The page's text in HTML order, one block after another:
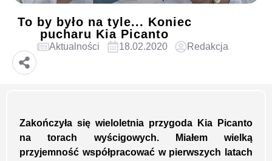
To by było na tyle... Koniec
pucharu Kia Picanto
Aktualności 18.02.2020 Redakcja
Zakończyła się wieloletnia przygoda Kia Picanto
na torach wyścigowych. Miałem wielką
przyjemność współpracować w pierwszych latach